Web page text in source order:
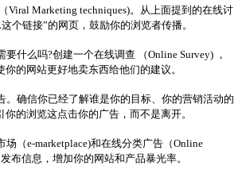
Viral Marketing techniques)。从上面提到的在线讨
个链接”的网页，鼓励你的浏览者传播。
什么吗?创建一个在线调查 （Online Survey) ，
的网站更好地卖东西给他们的建议。
。确信你已经了解谁是你的目标、你的营销活动的
的浏览这点击你的广告，而不是离开。
场（e-marketplace)和在线分类广告（Online
布信息，增加你的网站和产品暴光率。